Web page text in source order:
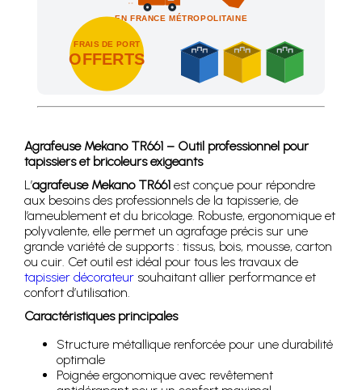
EN FRANCE MÉTROPOLITAINE
FRAIS DE PORT
OFFERTS
Achetez 4 sachets ou boîtes d'agrafes ou de pointes et
Agrafeuse Mekano TR661 – Outil professionnel pour
tapissiers et bricoleurs exigeants
L’agrafeuse Mekano TR661 est conçue pour répondre
aux besoins des professionnels de la tapisserie, de
l’ameublement et du bricolage. Robuste, ergonomique et
polyvalente, elle permet un agrafage précis sur une
grande variété de supports : tissus, bois, mousse, carton
ou cuir. Cet outil est idéal pour tous les travaux de
tapissier décorateur souhaitant allier performance et
confort d’utilisation.
Caractéristiques principales
Structure métallique renforcée pour une durabilité
optimale
Poignée ergonomique avec revêtement